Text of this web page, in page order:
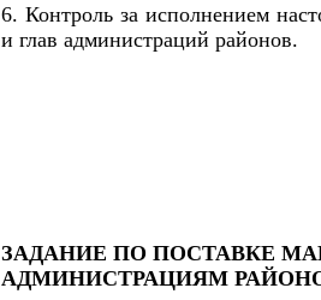
6. Контроль за исполнением
и глав администраций районов.
ЗАДАНИЕ ПО ПОСТАВКЕ
АДМИНИСТРАЦИЯМ